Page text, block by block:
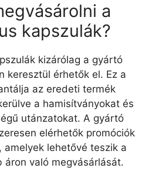
a
kapszulák?
kizárólag a gyártó
keresztül érhetők el. Ez a
az eredeti termék
a hamisítványokat és
utánzatokat. A gyártó
elérhetők promóciók
amelyek lehetővé teszik a
való megvásárlását.